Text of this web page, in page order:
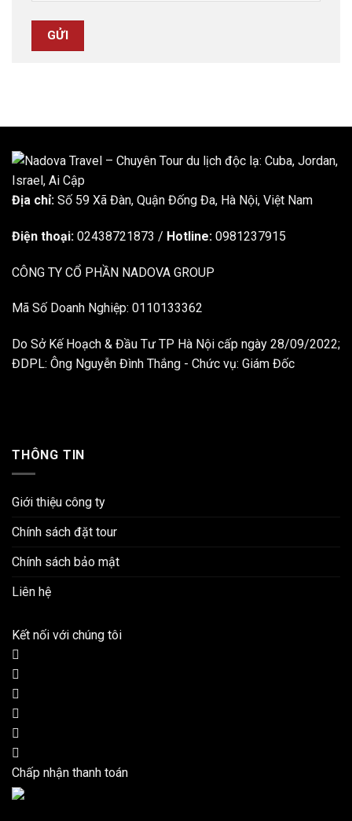
Địa chỉ: Số 59 Xã Đàn, Quận Đống Đa, ​​Hà Nội, Việt Nam
Điện thoại: 02438721873 / Hotline: 0981237915
CÔNG TY CỔ PHẦN NADOVA GROUP
Mã Số Doanh Nghiệp: 0110133362
Do Sở Kế Hoạch & Đầu Tư TP Hà Nội cấp ngày 28/09/2022;
ĐDPL: Ông Nguyễn Đình Thắng - Chức vụ: Giám Đốc
THÔNG TIN
Giới thiệu công ty
Chính sách đặt tour
Chính sách bảo mật
Liên hệ
Kết nối với chúng tôi
Chấp nhận thanh toán